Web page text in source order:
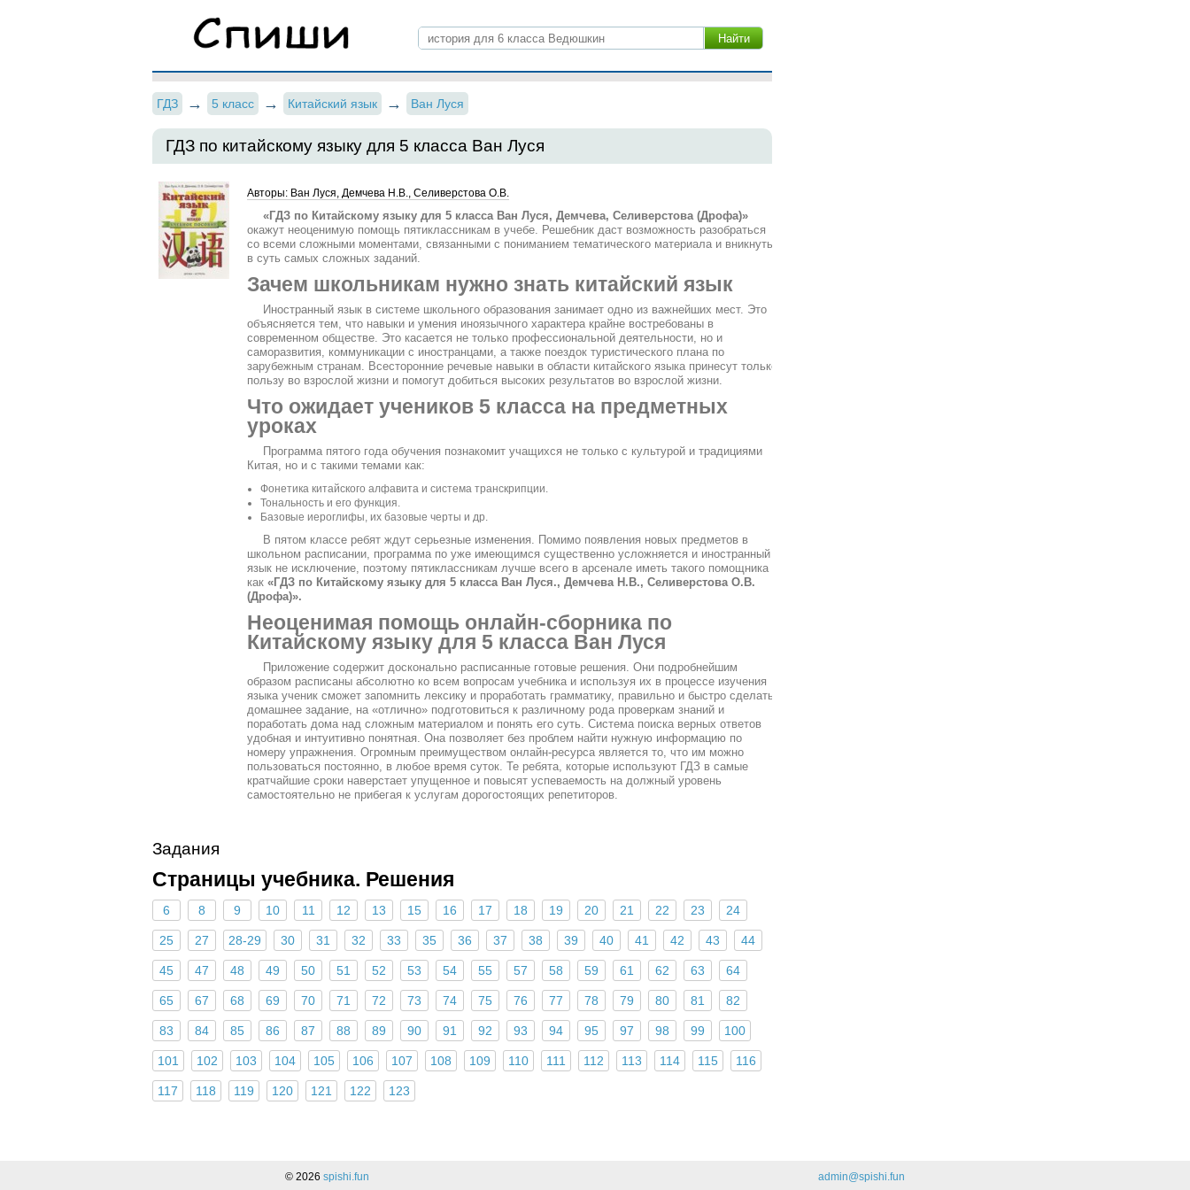
ГДЗ 5 класс Китайский язык Ван Луся
ГДЗ по китайскому языку для 5 класса Ван Луся
Авторы: Ван Луся, Демчева Н.В., Селиверстова О.В.
«ГДЗ по Китайскому языку для 5 класса Ван Луся, Демчева, Селиверстова (Дрофа)»
окажут неоценимую помощь пятиклассникам в учебе. Решебник даст возможность разобраться
со всеми сложными моментами, связанными с пониманием тематического материала и вникнуть
в суть самых сложных заданий.
Зачем школьникам нужно знать китайский язык
Иностранный язык в системе школьного образования занимает одно из важнейших мест. Это
объясняется тем, что навыки и умения иноязычного характера крайне востребованы в
современном обществе. Это касается не только профессиональной деятельности, но и
саморазвития, коммуникации с иностранцами, а также поездок туристического плана по
зарубежным странам. Всесторонние речевые навыки в области китайского языка принесут только
пользу во взрослой жизни и помогут добиться высоких результатов во взрослой жизни.
Что ожидает учеников 5 класса на предметных
уроках
Программа пятого года обучения познакомит учащихся не только с культурой и традициями
Китая, но и с такими темами как:
Фонетика китайского алфавита и система транскрипции.
Тональность и его функция.
Базовые иероглифы, их базовые черты и др.
В пятом классе ребят ждут серьезные изменения. Помимо появления новых предметов в
школьном расписании, программа по уже имеющимся существенно усложняется и иностранный
язык не исключение, поэтому пятиклассникам лучше всего в арсенале иметь такого помощника
как «ГДЗ по Китайскому языку для 5 класса Ван Луся., Демчева Н.В., Селиверстова О.В.
(Дрофа)».
Неоценимая помощь онлайн-сборника по
Китайскому языку для 5 класса Ван Луся
Приложение содержит досконально расписанные готовые решения. Они подробнейшим
образом расписаны абсолютно ко всем вопросам учебника и используя их в процессе изучения
языка ученик сможет запомнить лексику и проработать грамматику, правильно и быстро сделать
домашнее задание, на «отлично» подготовиться к различному рода проверкам знаний и
поработать дома над сложным материалом и понять его суть. Система поиска верных ответов
удобная и интуитивно понятная. Она позволяет без проблем найти нужную информацию по
номеру упражнения. Огромным преимуществом онлайн-ресурса является то, что им можно
пользоваться постоянно, в любое время суток. Те ребята, которые используют ГДЗ в самые
кратчайшие сроки наверстает упущенное и повысят успеваемость на должный уровень
самостоятельно не прибегая к услугам дорогостоящих репетиторов.
Задания
Страницы учебника. Решения
6 8 9 10 11 12 13 15 16 17 18 19 20 21 22 23 24
25 27 28-29 30 31 32 33 35 36 37 38 39 40 41 42 43 44
45 47 48 49 50 51 52 53 54 55 57 58 59 61 62 63 64
65 67 68 69 70 71 72 73 74 75 76 77 78 79 80 81 82
83 84 85 86 87 88 89 90 91 92 93 94 95 97 98 99 100
101 102 103 104 105 106 107 108 109 110 111 112 113 114 115 116
117 118 119 120 121 122 123